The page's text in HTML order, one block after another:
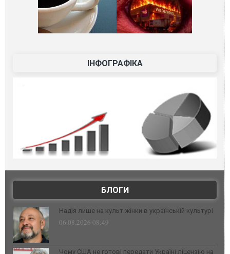
ІНФОГРАФІКА
БЛОГИ
Надія лише на культ жінки в українській культурі
06.08.2026 08:49
Чому США не готові передати Україні ліцензію на